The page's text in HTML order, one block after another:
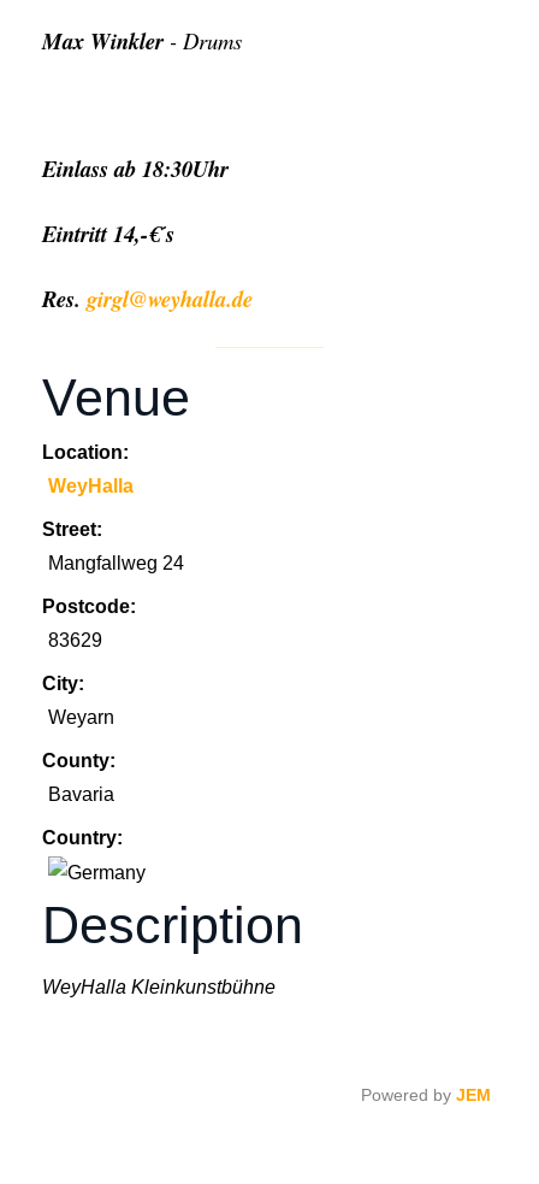
Max Winkler- Drums
Einlass ab 18:30Uhr
Eintritt 14,-€´s
Res. girgl@weyhalla.de
Venue
Location:
WeyHalla
Street:
Mangfallweg 24
Postcode:
83629
City:
Weyarn
County:
Bavaria
Country:
Description
WeyHalla Kleinkunstbühne
Powered by JEM